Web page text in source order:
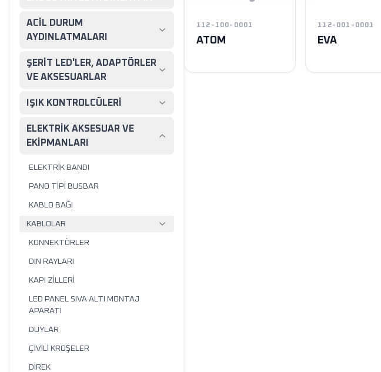
ACİL DURUM
AYDINLATMALARI
ŞERİT LED'LER, ADAPTÖRLER
VE AKSESUARLAR
IŞIK KONTROLCÜLERİ
ELEKTRİK AKSESUAR VE
EKİPMANLARI
ELEKTRİK BANDI
PANO TİPİ BUSBAR
KABLO BAĞI
KABLOLAR
KONNEKTÖRLER
DIN RAYLARI
KAPI ZİLLERİ
LED PANEL SIVA ALTI MONTAJ
APARATI
DUYLAR
ÇİVİLİ KROŞELER
DİREK
112-100-0001
ATOM
112-001-0001
EVA